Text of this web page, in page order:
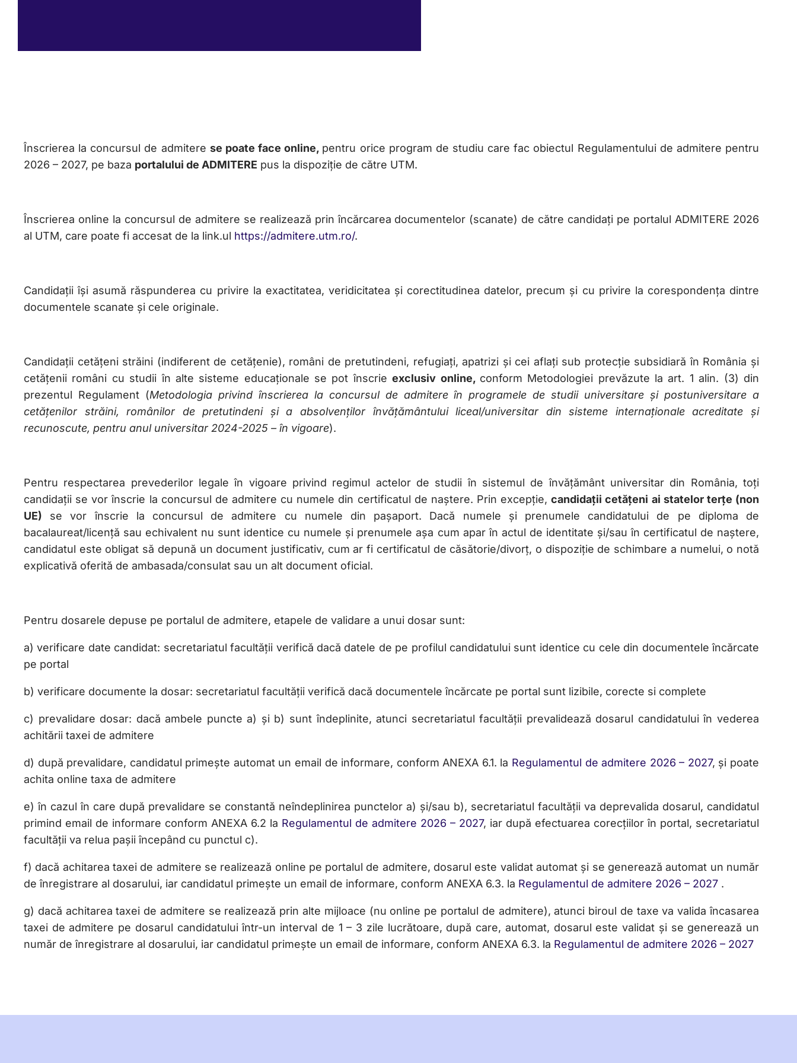
Înscrierea la concursul de admitere se poate face online, pentru orice program de studiu care fac obiectul Regulamentului de admitere pentru
2026 – 2027, pe baza portalului de ADMITERE pus la dispoziție de către UTM.
Înscrierea online la concursul de admitere se realizează prin încărcarea documentelor (scanate) de către candidați pe portalul ADMITERE 2026
al UTM, care poate fi accesat de la link.ul https://admitere.utm.ro/.
Candidații își asumă răspunderea cu privire la exactitatea, veridicitatea și corectitudinea datelor, precum și cu privire la corespondența dintre
documentele scanate și cele originale.
Candidații cetățeni străini (indiferent de cetățenie), români de pretutindeni, refugiați, apatrizi și cei aflați sub protecție subsidiară în România și
cetățenii români cu studii în alte sisteme educaționale se pot înscrieexclusiv online, conform Metodologiei prevăzute la art. 1 alin. (3) din
prezentul Regulament (Metodologia privind înscrierea la concursul de admitere în programele de studii universitare și postuniversitare a
cetățenilor străini, românilor de pretutindeni și a absolvenților învățământului liceal/universitar din sisteme internaționale acreditate și
recunoscute, pentru anul universitar 2024-2025 – în vigoare).
Pentru respectarea prevederilor legale în vigoare privind regimul actelor de studii în sistemul de învățământ universitar din România, toți
candidații se vor înscrie la concursul de admitere cu numele din certificatul de naștere. Prin excepție,candidații cetățeni ai statelor terțe (non
UE) se vor înscrie la concursul de admitere cu numele din pașaport. Dacă numele și prenumele candidatului de pe diploma de
bacalaureat/licență sau echivalent nu sunt identice cu numele și prenumele așa cum apar în actul de identitate și/sau în certificatul de naștere,
candidatul este obligat să depună un document justificativ, cum ar fi certificatul de căsătorie/divorț, o dispoziție de schimbare a numelui, o notă
explicativă oferită de ambasada/consulat sau un alt document oficial.
Pentru dosarele depuse pe portalul de admitere, etapele de validare a unui dosar sunt:
a) verificare date candidat: secretariatul facultății verifică dacă datele de pe profilul candidatului sunt identice cu cele din documentele încărcate
pe portal
b) verificare documente la dosar: secretariatul facultății verifică dacă documentele încărcate pe portal sunt lizibile, corecte si complete
c) prevalidare dosar: dacă ambele puncte a) și b) sunt îndeplinite, atunci secretariatul facultății prevalidează dosarul candidatului în vederea
achitării taxei de admitere
d) după prevalidare, candidatul primește automat un email de informare, conform ANEXA 6.1. la Regulamentul de admitere 2026 – 2027, și poate
achita online taxa de admitere
e) în cazul în care după prevalidare se constantă neîndeplinirea punctelor a) și/sau b), secretariatul facultății va deprevalida dosarul, candidatul
primind email de informare conform ANEXA 6.2 la Regulamentul de admitere 2026 – 2027, iar după efectuarea corecțiilor în portal, secretariatul
facultății va relua pașii începând cu punctul c).
f) dacă achitarea taxei de admitere se realizează online pe portalul de admitere, dosarul este validat automat și se generează automat un număr
de înregistrare al dosarului, iar candidatul primește un email de informare, conform ANEXA 6.3. la Regulamentul de admitere 2026 – 2027 .
g) dacă achitarea taxei de admitere se realizează prin alte mijloace (nu online pe portalul de admitere), atunci biroul de taxe va valida încasarea
taxei de admitere pe dosarul candidatului într-un interval de 1 – 3 zile lucrătoare, după care, automat, dosarul este validat și se generează un
număr de înregistrare al dosarului, iar candidatul primește un email de informare, conform ANEXA 6.3. la Regulamentul de admitere 2026 – 2027